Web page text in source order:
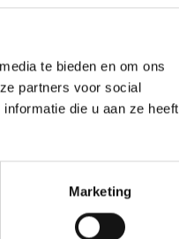
te bieden en om ons
partners voor social
die u aan ze heeft
Marketing